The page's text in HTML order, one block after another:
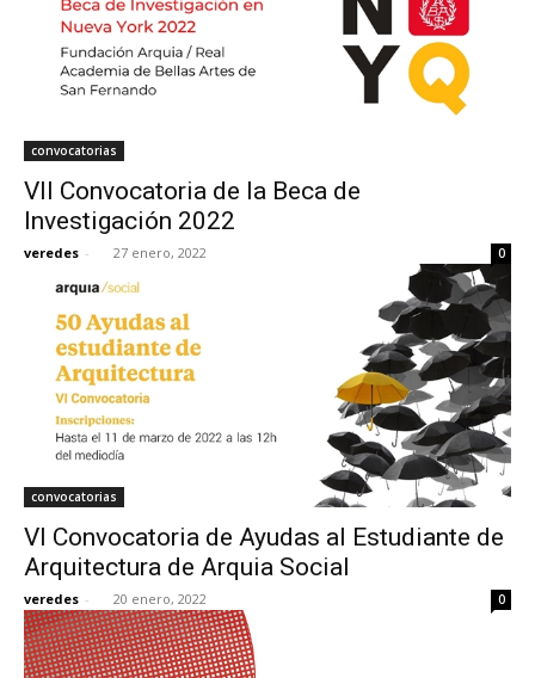
convocatorias
VII Convocatoria de la Beca de
Investigación 2022
veredes - 27 enero, 2022 0
convocatorias
VI Convocatoria de Ayudas al Estudiante de
Arquitectura de Arquia Social
veredes - 20 enero, 2022 0